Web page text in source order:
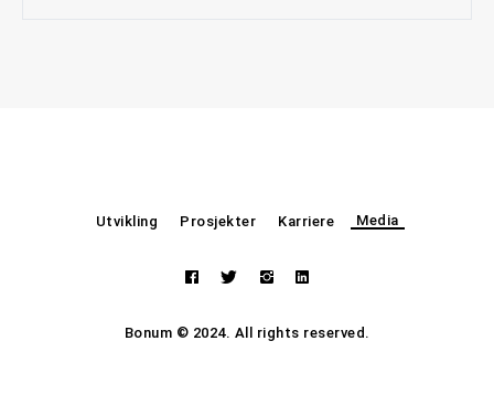
Utvikling Prosjekter Karriere Media
Bonum © 2024. All rights reserved.